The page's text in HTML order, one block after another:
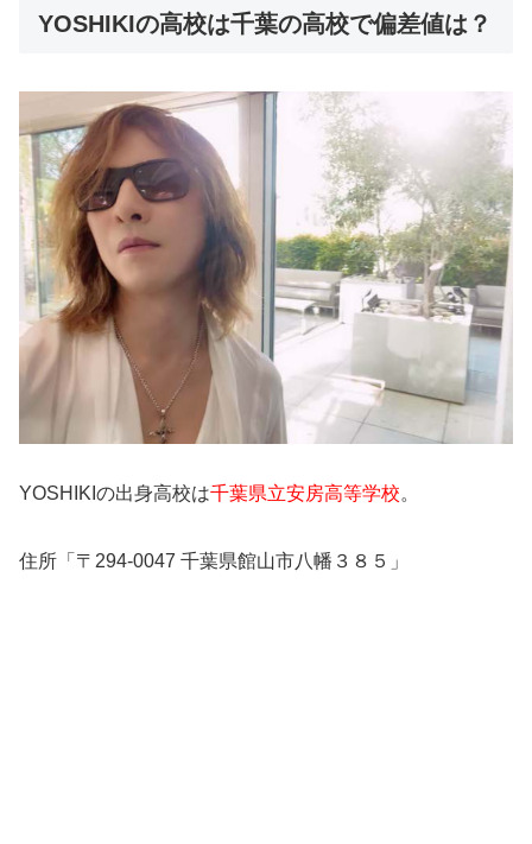
YOSHIKIの高校は千葉の高校で偏差値は？
YOSHIKIの出身高校は千葉県立安房高等学校。
住所「〒294-0047 千葉県館山市八幡３８５」